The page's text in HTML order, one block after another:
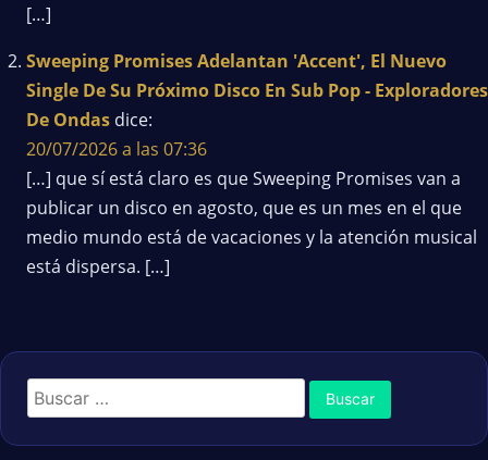
[…]
Sweeping Promises Adelantan 'Accent', El Nuevo
Single De Su Próximo Disco En Sub Pop - Exploradores
De Ondas dice:
20/07/2026 a las 07:36
[…] que sí está claro es que Sweeping Promises van a
publicar un disco en agosto, que es un mes en el que
medio mundo está de vacaciones y la atención musical
está dispersa. […]
Buscar: